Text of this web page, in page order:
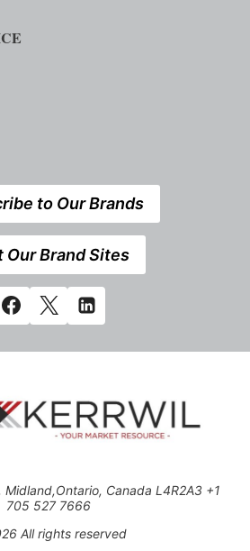
to Our Brands
Our Brand Sites
Canada L4R2A3 +1
705 527 7666
All rights reserved